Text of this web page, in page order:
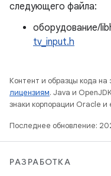
следующего файла:
оборудование/
tv_input.h
Контент и образцы кода
лицензиям. Java и
знаки корпорации Oracle
Последнее обновление:
РАЗРАБОТКА